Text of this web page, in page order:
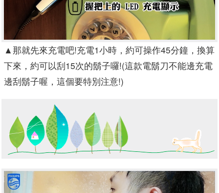
▲那就先來充電吧!充電1小時，約可操作45分鐘，換算
下來，約可以刮15次的鬍子囉!(這款電鬍刀不能邊充電
邊刮鬍子喔，這個要特別注意!)